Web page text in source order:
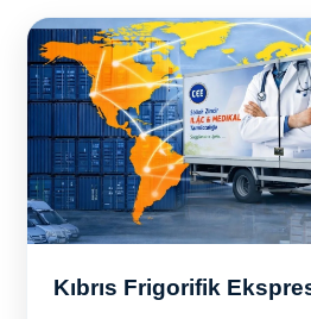
Kıbrıs Frigorifik